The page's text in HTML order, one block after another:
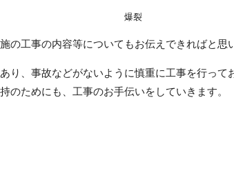
爆裂
工事の内容等についてもお伝えできればと思
、事故などがないように慎重に工事を行って
のためにも、工事のお手伝いをしていきます。